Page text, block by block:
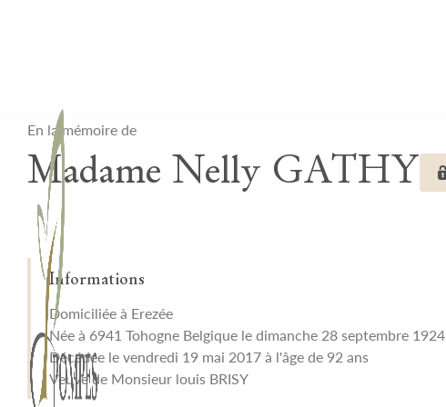
En la mémoire de
Madame Nelly GATHY
Informations
Domiciliée à Erezée
Née à 6941 Tohogne Belgique le dimanche 28 septembre 1924
Décédée le vendredi 19 mai 2017 à l'âge de 92 ans
Veuve de Monsieur louis BRISY